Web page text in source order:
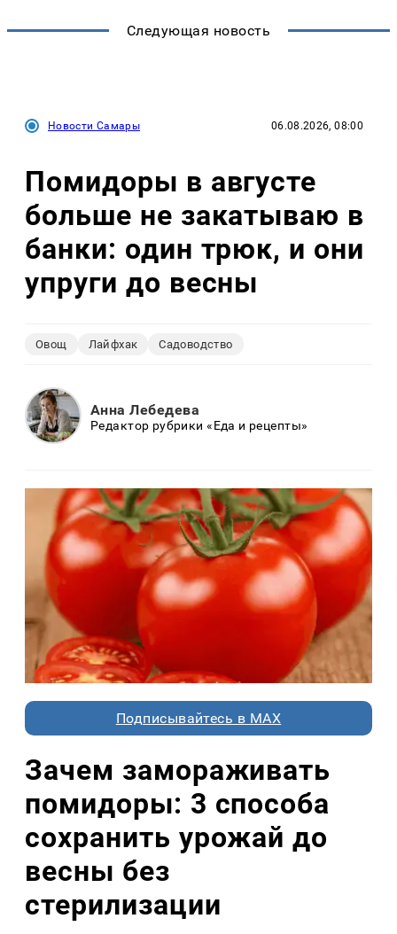
Следующая новость
Новости Самары 06.08.2026, 08:00
Помидоры в августе
больше не закатываю в
банки: один трюк, и они
упруги до весны
Овощ Лайфхак Садоводство
Анна Лебедева
Редактор рубрики «Еда и рецепты»
Подписывайтесь в MAX
Зачем замораживать
помидоры: 3 способа
сохранить урожай до
весны без
стерилизации